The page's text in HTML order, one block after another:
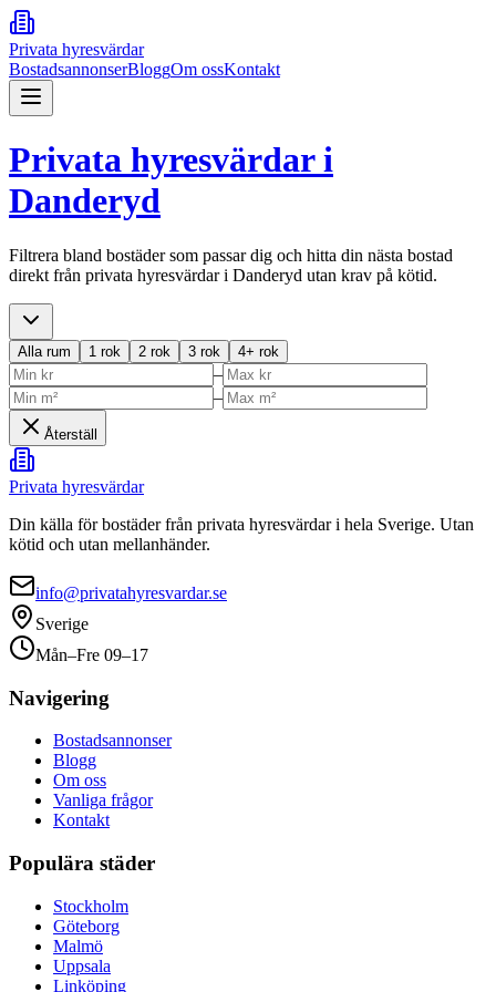
Privata hyresvärdar
BostadsannonserBloggOm ossKontakt
Privata hyresvärdar i
Danderyd
Filtrera bland bostäder som passar dig och hitta din nästa bostad
direkt från privata hyresvärdar i Danderyd utan krav på kötid.
Alla rum 1 rok 2 rok 3 rok 4+ rok
–
–
Återställ
Privata hyresvärdar
Din källa för bostäder från privata hyresvärdar i hela Sverige. Utan
kötid och utan mellanhänder.
info@privatahyresvardar.se
Sverige
Mån–Fre 09–17
Navigering
Bostadsannonser
Blogg
Om oss
Vanliga frågor
Kontakt
Populära städer
Stockholm
Göteborg
Malmö
Uppsala
Linköping